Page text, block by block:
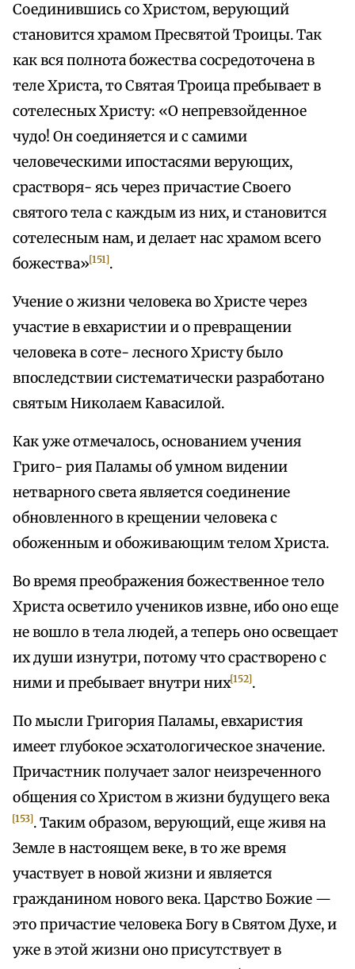
Соединившись со Христом, верующий
становится храмом Пресвятой Троицы. Так
как вся полнота божества сосредоточена в
теле Христа, то Святая Троица пребывает в
сотелесных Христу: «О непревзойденное
чудо! Он соединяется и с самими
человеческими ипостасями верующих,
срастворя- ясь через причастие Своего
святого тела с каждым из них, и становится
сотелесным нам, и делает нас храмом всего
божества»[151].
Учение о жизни человека во Христе через
участие в евхаристии и о превращении
человека в соте- лесного Христу было
впоследствии систематически разработано
святым Николаем Кавасилой.
Как уже отмечалось, основанием учения
Григо- рия Паламы об умном видении
нетварного света является соединение
обновленного в крещении человека с
обоженным и обоживающим телом Христа.
Во время преображения божественное тело
Христа осветило учеников извне, ибо оно еще
не вошло в тела людей, а теперь оно освещает
их души изнутри, потому что срастворено с
ними и пребывает внутри них[152].
По мысли Григория Паламы, евхаристия
имеет глубокое эсхатологическое значение.
Причастник получает залог неизреченного
общения со Христом в жизни будущего века
[153]. Таким образом, верующий, еще живя на
Земле в настоящем веке, в то же время
участвует в новой жизни и является
гражданином нового века. Царство Божие —
это причастие человека Богу в Святом Духе, и
уже в этой жизни оно присутствует в